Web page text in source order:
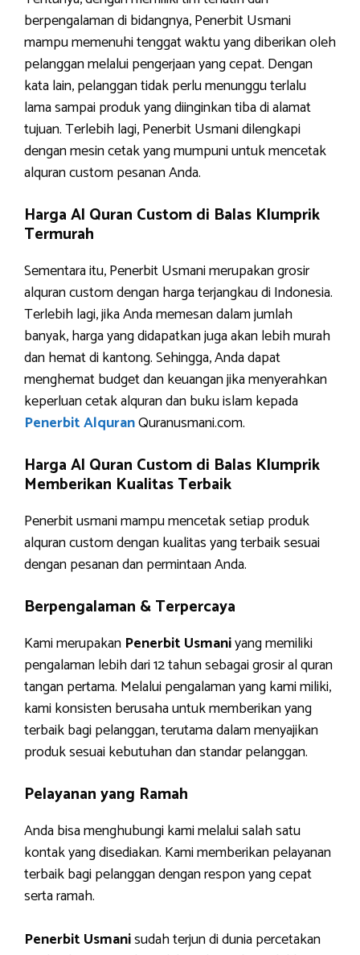
berpengalaman di bidangnya, Penerbit Usmani
mampu memenuhi tenggat waktu yang diberikan oleh
pelanggan melalui pengerjaan yang cepat. Dengan
kata lain, pelanggan tidak perlu menunggu terlalu
lama sampai produk yang diinginkan tiba di alamat
tujuan. Terlebih lagi, Penerbit Usmani dilengkapi
dengan mesin cetak yang mumpuni untuk mencetak
alquran custom pesanan Anda.
Harga Al Quran Custom di Balas Klumprik
Termurah
Sementara itu, Penerbit Usmani merupakan grosir
alquran custom dengan harga terjangkau di Indonesia.
Terlebih lagi, jika Anda memesan dalam jumlah
banyak, harga yang didapatkan juga akan lebih murah
dan hemat di kantong. Sehingga, Anda dapat
menghemat budget dan keuangan jika menyerahkan
keperluan cetak alquran dan buku islam kepada
Penerbit AlquranQuranusmani.com.
Harga Al Quran Custom di Balas Klumprik
Memberikan Kualitas Terbaik
Penerbit usmani mampu mencetak setiap produk
alquran custom dengan kualitas yang terbaik sesuai
dengan pesanan dan permintaan Anda.
Berpengalaman & Terpercaya
Kami merupakan Penerbit Usmaniyang memiliki
pengalaman lebih dari 12 tahun sebagai grosir al quran
tangan pertama. Melalui pengalaman yang kami miliki,
kami konsisten berusaha untuk memberikan yang
terbaik bagi pelanggan, terutama dalam menyajikan
produk sesuai kebutuhan dan standar pelanggan.
Pelayanan yang Ramah
Anda bisa menghubungi kami melalui salah satu
kontak yang disediakan. Kami memberikan pelayanan
terbaik bagi pelanggan dengan respon yang cepat
serta ramah.
Penerbit Usmanisudah terjun di dunia percetakan